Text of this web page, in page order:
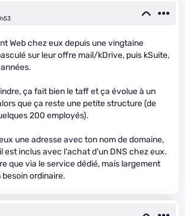
Web chez eux depuis une vingtaine
sur leur offre mail/kDrive, puis kSuite,
ça fait bien le taff et ça évolue à un
que ça reste une petite structure (de
200 employés).
une adresse avec ton nom de domaine,
est inclus avec l'achat d'un DNS chez eux.
que via le service dédié, mais largement
ordinaire.